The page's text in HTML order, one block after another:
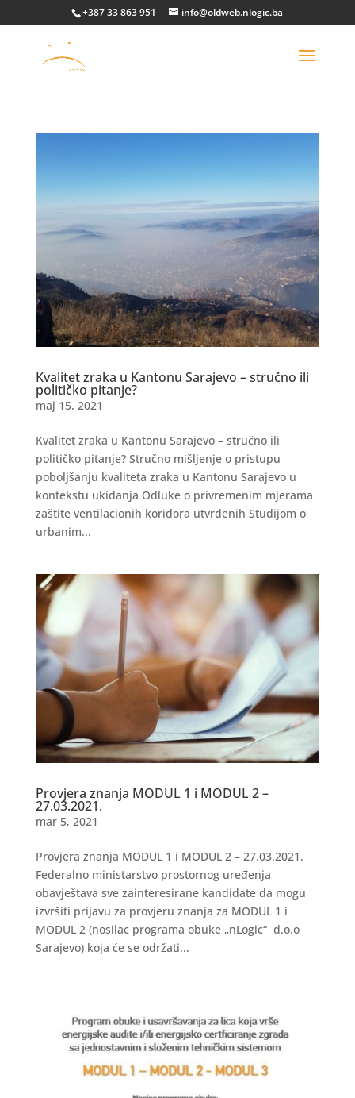
+387 33 863 951 info@oldweb.nlogic.ba
Kvalitet zraka u Kantonu Sarajevo – stručno ili
političko pitanje?
maj 15, 2021
Kvalitet zraka u Kantonu Sarajevo – stručno ili
političko pitanje? Stručno mišljenje o pristupu
poboljšanju kvaliteta zraka u Kantonu Sarajevo u
kontekstu ukidanja Odluke o privremenim mjerama
zaštite ventilacionih koridora utvrđenih Studijom o
urbanim...
Provjera znanja MODUL 1 i MODUL 2 –
27.03.2021.
mar 5, 2021
Provjera znanja MODUL 1 i MODUL 2 – 27.03.2021. ​
Federalno ministarstvo prostornog uređenja
obavještava sve zainteresirane kandidate da mogu
izvršiti prijavu za provjeru znanja za MODUL 1 i
MODUL 2 (nosilac programa obuke „nLogic“ d.o.o
Sarajevo) koja će se održati...